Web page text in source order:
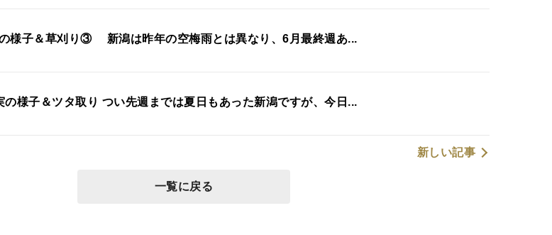
様子＆草刈り③ 新潟は昨年の空梅雨とは異なり、6月最終週あ...
様子＆ツタ取り つい先週までは夏日もあった新潟ですが、今日...
新しい記事
一覧に戻る